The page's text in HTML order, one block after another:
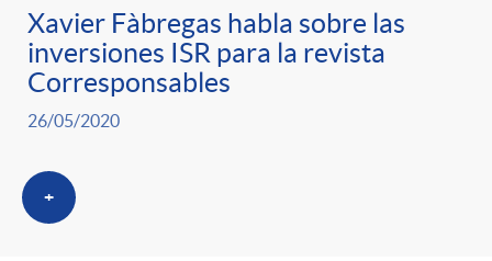
Xavier Fàbregas habla sobre las
inversiones ISR para la revista
Corresponsables
26/05/2020
+